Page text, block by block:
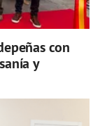
con
y